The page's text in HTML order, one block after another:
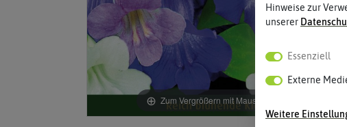
Zum Vergrößern mit Maus über das Bild fahren
Hinweise zur
unserer
Essenziell
Externe
Weitere